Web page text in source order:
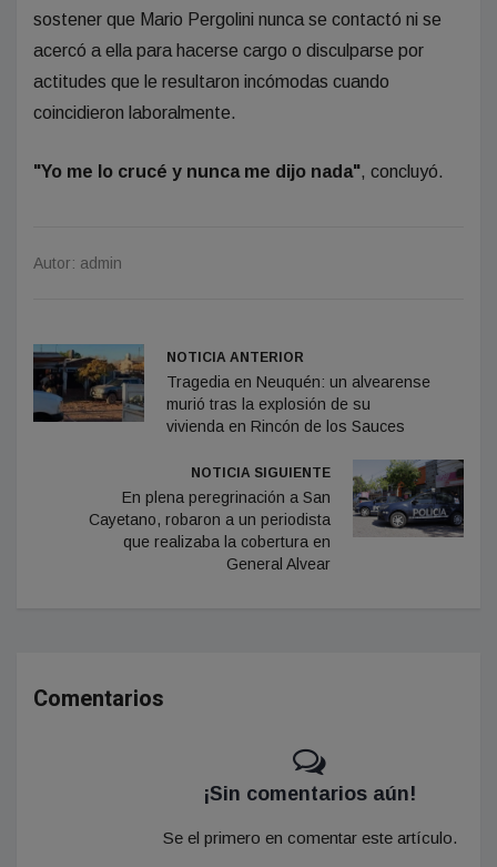
sostener que Mario Pergolini nunca se contactó ni se
acercó a ella para hacerse cargo o disculparse por
actitudes que le resultaron incómodas cuando
coincidieron laboralmente.
"Yo me lo crucé y nunca me dijo nada", concluyó.
Autor: admin
NOTICIA ANTERIOR
Tragedia en Neuquén: un alvearense
murió tras la explosión de su
vivienda en Rincón de los Sauces
NOTICIA SIGUIENTE
En plena peregrinación a San
Cayetano, robaron a un periodista
que realizaba la cobertura en
General Alvear
Comentarios
¡Sin comentarios aún!
Se el primero en comentar este artículo.